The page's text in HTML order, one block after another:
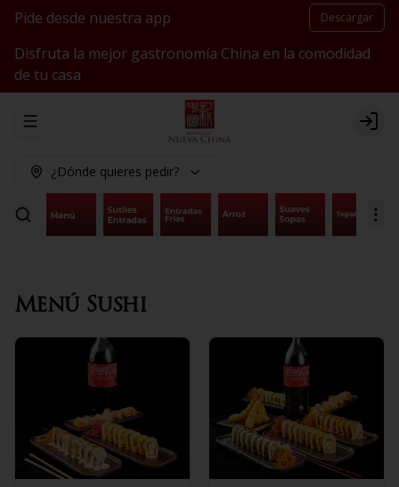
Pide desde nuestra app Descargar
Disfruta la mejor gastronomía China en la comodidad
de tu casa
Abrir menu de navegación Login
¿Dónde quieres pedir?
Menú Sushi